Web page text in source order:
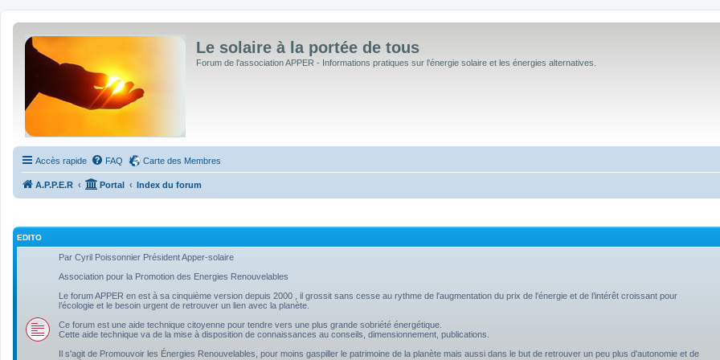
Le solaire à la portée de tous
Forum de l'association APPER - Informations pratiques sur l'énergie solaire et les énergies alternatives.
Accès rapide FAQ Carte des Membres
A.P.P.E.R Portal Index du forum
EDITO
Par Cyril Poissonnier Président Apper-solaire
Association pour la Promotion des Energies Renouvelables
Le forum APPER en est à sa cinquième version depuis 2000 , il grossit sans cesse au rythme de l'augmentation du prix de l'énergie et de l’intérêt croissant pour
l’écologie et le besoin urgent de retrouver un lien avec la planète.
Ce forum est une aide technique citoyenne pour tendre vers une plus grande sobriété énergétique.
Cette aide technique va de la mise à disposition de connaissances au conseils, dimensionnement, publications.
Il s'agit de Promouvoir les Énergies Renouvelables, pour moins gaspiller le patrimoine de la planète mais aussi dans le but de retrouver un peu plus d'autonomie et de